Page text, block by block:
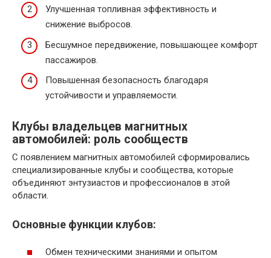
Улучшенная топливная эффективность и
снижение выбросов.
Бесшумное передвижение, повышающее комфорт
пассажиров.
Повышенная безопасность благодаря
устойчивости и управляемости.
Клубы владельцев магнитных
автомобилей: роль сообществ
С появлением магнитных автомобилей сформировались
специализированные клубы и сообщества, которые
объединяют энтузиастов и профессионалов в этой
области.
Основные функции клубов:
Обмен техническими знаниями и опытом